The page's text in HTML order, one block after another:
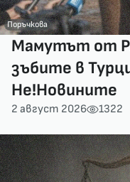
Поръчкова
Мамутът от
зъбите в
Не!Новините
2 август 2026 1322